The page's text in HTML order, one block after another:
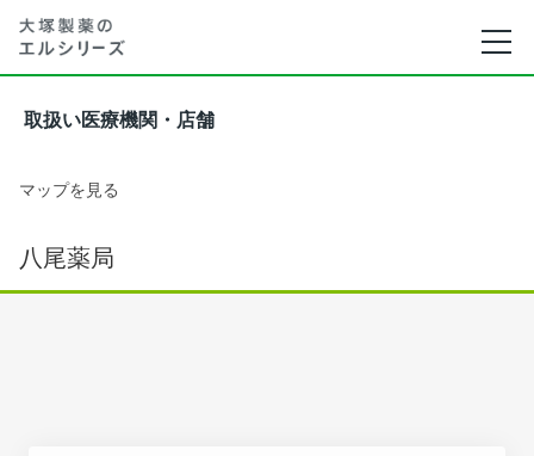
取扱い医療機関・店舗
マップを見る
八尾薬局